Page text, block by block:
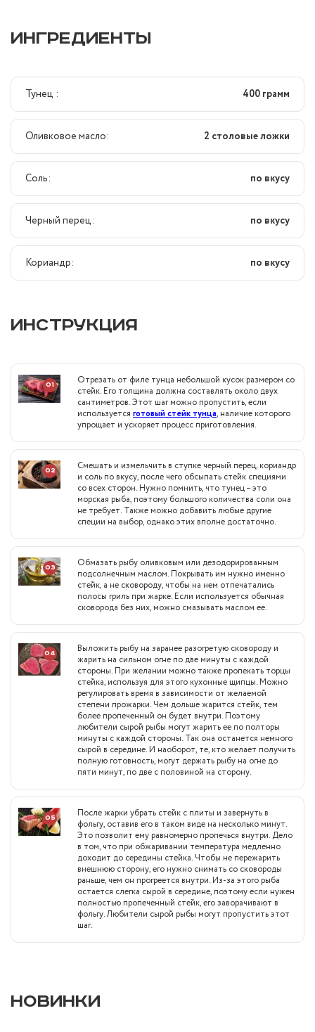
ИНГРЕДИЕНТЫ
Тунец : 400 грамм
Оливковое масло: 2 столовые ложки
Соль: по вкусу
Черный перец: по вкусу
Кориандр: по вкусу
ИНСТРУКЦИЯ
01
Отрезать от филе тунца небольшой кусок размером со
стейк. Его толщина должна составлять около двух
сантиметров. Этот шаг можно пропустить, если
используется готовый стейк тунца, наличие которого
упрощает и ускоряет процесс приготовления.
02
Смешать и измельчить в ступке черный перец, кориандр
и соль по вкусу, после чего обсыпать стейк специями
со всех сторон. Нужно помнить, что тунец – это
морская рыба, поэтому большого количества соли она
не требует. Также можно добавить любые другие
специи на выбор, однако этих вполне достаточно.
03
Обмазать рыбу оливковым или дезодорированным
подсолнечным маслом. Покрывать им нужно именно
стейк, а не сковороду, чтобы на нем отпечатались
полосы гриль при жарке. Если используется обычная
сковорода без них, можно смазывать маслом ее.
04
Выложить рыбу на заранее разогретую сковороду и
жарить на сильном огне по две минуты с каждой
стороны. При желании можно также пропекать торцы
стейка, используя для этого кухонные щипцы. Можно
регулировать время в зависимости от желаемой
степени прожарки. Чем дольше жарится стейк, тем
более пропеченный он будет внутри. Поэтому
любители сырой рыбы могут жарить ее по полторы
минуты с каждой стороны. Так она останется немного
сырой в середине. И наоборот, те, кто желает получить
полную готовность, могут держать рыбу на огне до
пяти минут, по две с половиной на сторону.
05
После жарки убрать стейк с плиты и завернуть в
фольгу, оставив его в таком виде на несколько минут.
Это позволит ему равномерно пропечься внутри. Дело
в том, что при обжаривании температура медленно
доходит до середины стейка. Чтобы не пережарить
внешнюю сторону, его нужно снимать со сковороды
раньше, чем он прогреется внутри. Из-за этого рыба
остается слегка сырой в середине, поэтому если нужен
полностью пропеченный стейк, его заворачивают в
фольгу. Любители сырой рыбы могут пропустить этот
шаг.
НОВИНКИ